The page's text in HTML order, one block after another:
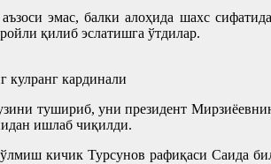
эмас, балки алоҳида шахс
қилиб эслатишга ўтдилар.
кулранг кардинали
тушириб, уни президент
ишлаб чиқилди.
кичик Турсунов рафиқаси Саида